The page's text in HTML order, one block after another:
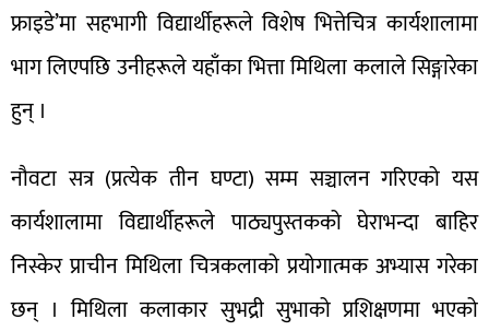
फ्राइडे’मा सहभागी विद्यार्थीहरूले विशेष भित्तेचित्र कार्यशालामा
भाग लिएपछि उनीहरूले यहाँका भित्ता मिथिला कलाले सिङ्गारेका
हुन् ।
नौवटा सत्र (प्रत्येक तीन घण्टा) सम्म सञ्चालन गरिएको यस
कार्यशालामा विद्यार्थीहरूले पाठ्यपुस्तकको घेराभन्दा बाहिर
निस्केर प्राचीन मिथिला चित्रकलाको प्रयोगात्मक अभ्यास गरेका
छन् । मिथिला कलाकार सुभद्री सुभाको प्रशिक्षणमा भएको